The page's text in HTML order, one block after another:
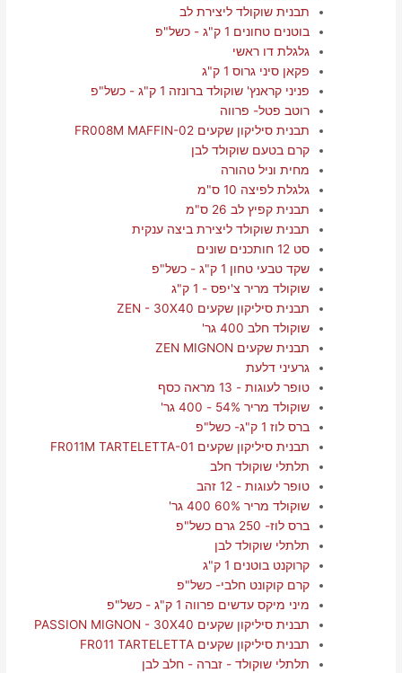
תבנית שוקולד ליצירת לב
בוטנים טחונים 1 ק"ג - כשל"פ
גלגלת דו ראשי
פקאן סיני גרוס 1 ק"ג
פניני קראנץ' שוקולד ברונזה 1 ק"ג - כשל"פ
רוטב פטל- פרווה
תבנית סיליקון שקעים FR008M MAFFIN-02
קרם בטעם שוקולד לבן
מחית וניל טהורה
גלגלת לפיצה 10 ס"מ
תבנית קפיץ לב 26 ס"מ
תבנית שוקולד ליצירת ביצה ענקית
סט 12 חותכנים שונים
שקד טבעי טחון 1 ק"ג - כשל"פ
שוקולד מריר צ'יפס - 1 ק"ג
תבנית סיליקון שקעים ZEN - 30X40
שוקולד חלב 400 גר'
תבנית שקעים ZEN MIGNON
גרעיני דלעת
טופר לעוגות - 13 מראה כסף
שוקולד מריר 54% - 400 גר'
ברס לוז 1 ק"ג- כשל"פ
תבנית סיליקון שקעים FR011M TARTELETTA-01
תלתלי שוקולד חלב
טופר לעוגות - 12 זהב
שוקולד מריר 60% 400 גר'
ברס לוז- 250 גרם כשל"פ
תלתלי שוקולד לבן
קרוקנט בוטנים 1 ק"ג
קרם קוקונט חלבי- כשל"פ
מיני מיקס עדשים פרווה 1 ק"ג - כשל"פ
תבנית סיליקון שקעים PASSION MIGNON - 30X40
תבנית סיליקון שקעים FR011 TARTELETTA
תלתלי שוקולד - זברה - חלב לבן